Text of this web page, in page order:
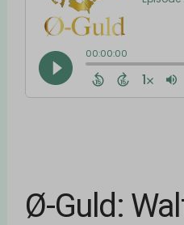
Ø-Guld: